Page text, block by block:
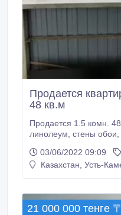
Продается
48 кв.м
Продается 1.5 комн. 48 кв.м квартира на Кшт. Пол
линолеум, стены обои, окна пластик. Сан узел
документы все в порядке.
обременений, не в залоге. Можно в ипотеку. В
больница, суд,
03/06/2022 09:09
Казахстан, Усть-
21 000 000 тенге 〒